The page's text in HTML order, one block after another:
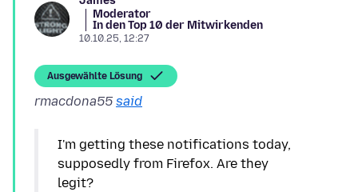
Moderator
In den Top 10 der Mitwirkenden
10.10.25, 12:27
Ausgewählte Lösung
rmacdona55 said
I'm getting these notifications today,
supposedly from Firefox. Are they
legit?